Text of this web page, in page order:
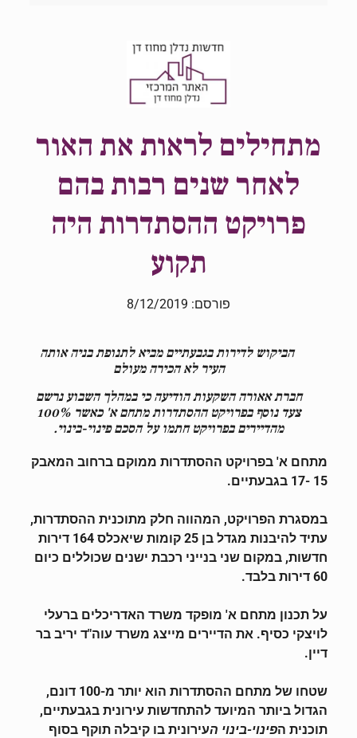
מתחילים לראות את האור
לאחר שנים רבות בהם
פרויקט ההסתדרות היה
תקוע
פורסם: 8/12/2019
הביקוש לדירותבגבעתייםמביא לתנופת בניהאותה
העיר לא הכירה מעולם
חברת אאורה השקעות הודיעה כי במהלך השבוע נרשם
צעד נוסף בפרויקט ההסתדרות מתחם א' כאשר 100%
מהדיירים בפרויקט חתמו על הסכם פינוי-בינוי.
מתחם א' בפרויקט ההסתדרות ממוקם ברחוב המאבק
15 -17 בגבעתיים.
במסגרת הפרויקט, המהווה חלק מתוכנית ההסתדרות,
עתיד להיבנות מגדל בן 25 קומות שיאכלס 164 דירות
חדשות, במקום שני בנייני רכבת ישנים שכוללים כיום
60 דירות בלבד.
על תכנון מתחם א' מופקד משרד האדריכלים ברעלי
לויצקי כסיף. את הדיירים מייצג משרד עוה"ד יריב בר
דיין.
שטחו של מתחם ההסתדרות הוא יותר מ-100 דונם,
הגדול ביותר המיועד להתחדשות עירונית בגבעתיים,
תוכנית הפינוי-בינוי העירונית בו קיבלה תוקף בסוף